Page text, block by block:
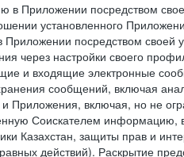
в Приложении посредством
установленного
посредством
через настройки своего
и входящие электронные
сообщений, включая
включая, но не
Соискателем
Казахстан, защиты прав и
действий). Раскрытие